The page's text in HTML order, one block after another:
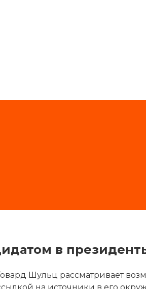
в
Шульц рассматривает